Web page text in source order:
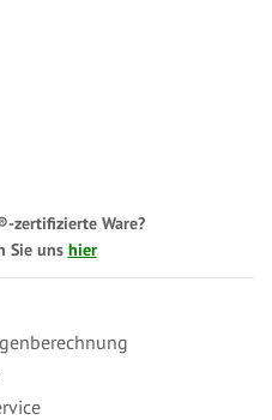
zertifizierte Ware?
Sie uns hier